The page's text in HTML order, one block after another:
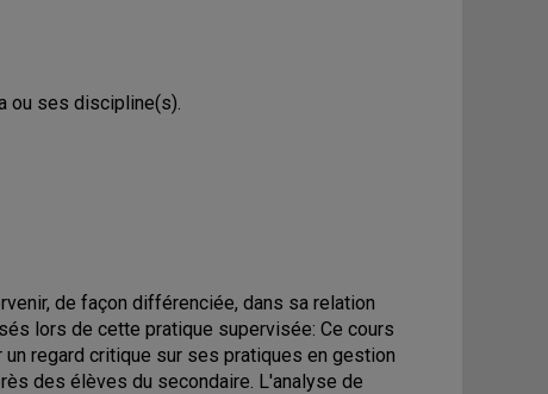
ou ses discipline(s).
de façon différenciée, dans sa relation
lors de cette pratique supervisée: Ce cours
regard critique sur ses pratiques en gestion
des élèves du secondaire. L'analyse de